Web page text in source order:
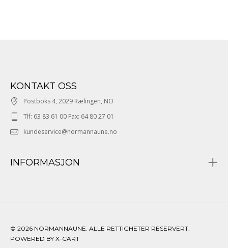
KONTAKT OSS
Postboks 4, 2029 Rælingen, NO
Tlf: 63 83 61 00 Fax: 64 80 27 01
kundeservice@normannaune.no
INFORMASJON
© 2026 NORMANNAUNE. ALLE RETTIGHETER RESERVERT.
POWERED BY X-CART